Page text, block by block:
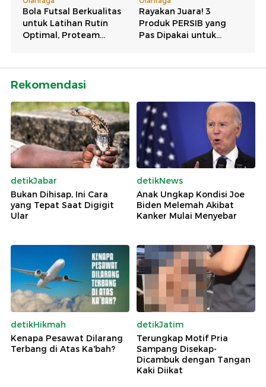
Rekomendasi
detikJabar
Bukan Dihisap, Ini Cara
yang Tepat Saat Digigit
Ular
detikNews
Anak Ungkap Kondisi Joe
Biden Melemah Akibat
Kanker Mulai Menyebar
detikHikmah
Kenapa Pesawat Dilarang
Terbang di Atas Ka'bah?
detikJatim
Terungkap Motif Pria
Sampang Disekap-
Dicambuk dengan Tangan
Kaki Diikat